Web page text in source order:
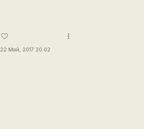
favorite_border
22 Май, 2017 20:02
more_vert